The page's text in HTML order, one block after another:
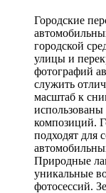
Городские
городской
улицы и
фотографий
служить
масштаб к
использованы
композиций.
подходят для
Природные
уникальные
фотосессий.